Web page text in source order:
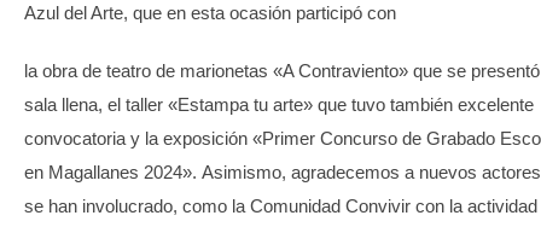
Azul del Arte, que en esta ocasión participó con
la obra de teatro de marionetas «A Contraviento» que se
sala llena, el taller «Estampa tu arte» que tuvo también excelente
convocatoria y la exposición «Primer Concurso de Grabado
en Magallanes 2024». Asimismo, agradecemos a nuevos
se han involucrado, como la Comunidad Convivir con la actividad